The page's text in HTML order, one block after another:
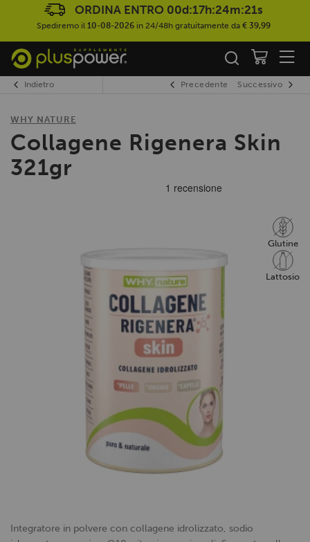
ORDINA ENTRO 00d:17h:24m:20s
Spediremo il 10-08-2026in 24/48h gratuitamente da € 39,99
Indietro Precedente Successivo
WHY NATURE
Collagene Rigenera Skin
321gr
Glutine
Lattosio
Integratore in polvere con collagene idrolizzato, sodio